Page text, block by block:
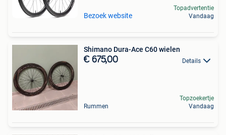
Bezoek website
Topadvertentie
Vandaag
Shimano Dura-Ace C60 wielen
€ 675,00 Details
Rummen
Topzoekertje
Vandaag